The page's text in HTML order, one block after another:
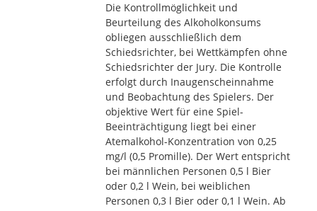
Die Kontrollmöglichkeit und
Beurteilung des Alkoholkonsums
obliegen ausschließlich dem
Schiedsrichter, bei Wettkämpfen ohne
Schiedsrichter der Jury. Die Kontrolle
erfolgt durch Inaugenscheinnahme
und Beobachtung des Spielers. Der
objektive Wert für eine Spiel-
Beeinträchtigung liegt bei einer
Atemalkohol-Konzentration von 0,25
mg/l (0,5 Promille). Der Wert entspricht
bei männlichen Personen 0,5 l Bier
oder 0,2 l Wein, bei weiblichen
Personen 0,3 l Bier oder 0,1 l Wein. Ab